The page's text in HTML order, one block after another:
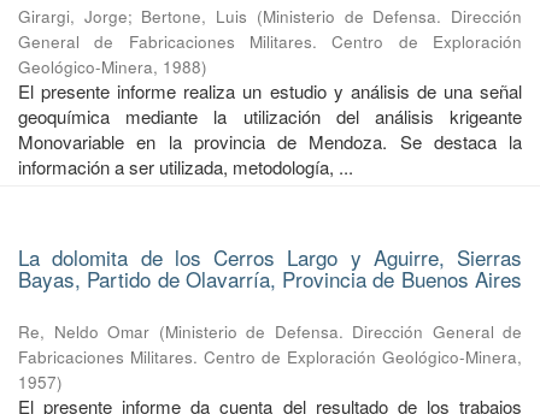
Girargi, Jorge; Bertone, Luis (Ministerio de Defensa. Dirección
General de Fabricaciones Militares. Centro de Exploración
Geológico-Minera, 1988)
El presente informe realiza un estudio y análisis de una señal
geoquímica mediante la utilización del análisis krigeante
Monovariable en la provincia de Mendoza. Se destaca la
información a ser utilizada, metodología, ...
La dolomita de los Cerros Largo y Aguirre, Sierras
Bayas, Partido de Olavarría, Provincia de Buenos Aires
Re, Neldo Omar (Ministerio de Defensa. Dirección General de
Fabricaciones Militares. Centro de Exploración Geológico-Minera,
1957)
El presente informe da cuenta del resultado de los trabajos